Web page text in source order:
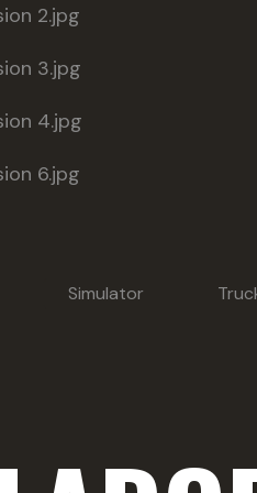
Simulator